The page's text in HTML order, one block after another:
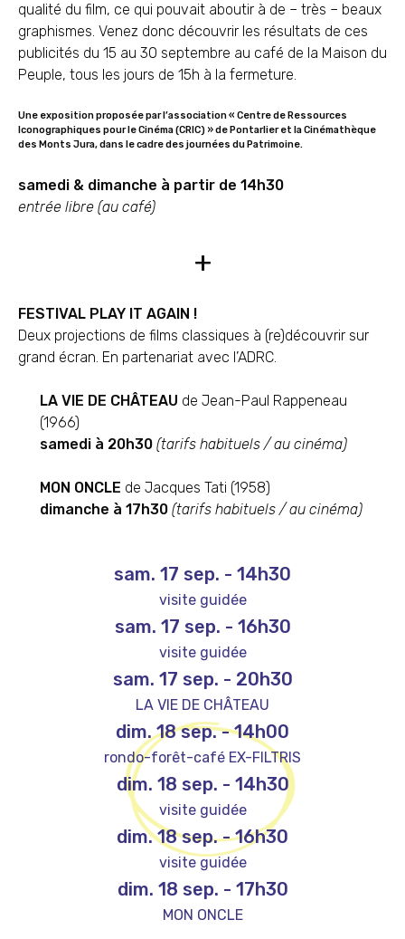
qualité du film, ce qui pouvait aboutir à de – très – beaux
graphismes. Venez donc découvrir les résultats de ces
publicités du 15 au 30 septembre au café de la Maison du
Peuple, tous les jours de 15h à la fermeture.
Une exposition proposée par l’association « Centre de Ressources
Iconographiques pour le Cinéma (CRIC) » de Pontarlier et la Cinémathèque
des Monts Jura, dans le cadre des journées du Patrimoine.
samedi & dimanche à partir de 14h30
entrée libre (au café)
+
FESTIVAL PLAY IT AGAIN !
Deux projections de films classiques à (re)découvrir sur
grand écran. En partenariat avec l’ADRC.
LA VIE DE CHÂTEAU de Jean-Paul Rappeneau
(1966)
samedi à 20h30 (tarifs habituels / au cinéma)
MON ONCLE de Jacques Tati (1958)
dimanche à 17h30 (tarifs habituels / au cinéma)
sam. 17 sep. - 14h30
visite guidée
sam. 17 sep. - 16h30
visite guidée
sam. 17 sep. - 20h30
LA VIE DE CHÂTEAU
dim. 18 sep.-14h00
rondo-forêt-café EX-FILTRIS
dim. 18 sep. - 14h30
visite guidée
dim. 18 sep.-16h30
visite guidée
dim. 18 sep. - 17h30
MON ONCLE